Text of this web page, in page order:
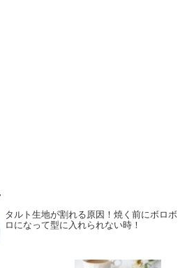
タルト生地が割れる原因！焼く前にボロボ
ロになって型に入れられない時！